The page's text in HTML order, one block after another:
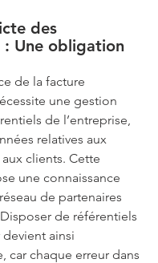
des
: Une obligation
de la facture
une gestion
de l’entreprise,
relatives aux
clients. Cette
une connaissance
de partenaires
de référentiels
ainsi
car chaque erreur dans